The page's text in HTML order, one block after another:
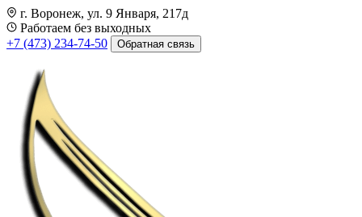
г. Воронеж, ул. 9 Января, 217д
Работаем без выходных
+7 (473) 234-74-50
Обратная связь